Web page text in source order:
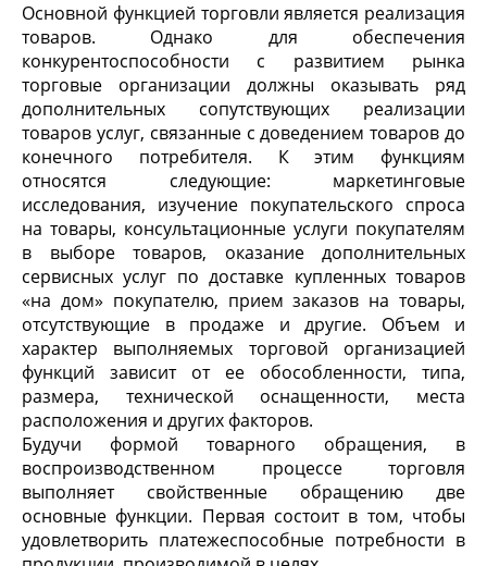
Основной функцией торговли является реализация
товаров. Однако для обеспечения
конкурентоспособности с развитием рынка
торговые организации должны оказывать ряд
дополнительных сопутствующих реализации
товаров услуг, связанные с доведением товаров до
конечного потребителя. К этим функциям
относятся следующие: маркетинговые
исследования, изучение покупательского спроса
на товары, консультационные услуги покупателям
в выборе товаров, оказание дополнительных
сервисных услуг по доставке купленных товаров
«на дом» покупателю, прием заказов на товары,
отсутствующие в продаже и другие. Объем и
характер выполняемых торговой организацией
функций зависит от ее обособленности, типа,
размера, технической оснащенности, места
расположения и других факторов.
Будучи формой товарного обращения, в
воспроизводственном процессе торговля
выполняет свойственные обращению две
основные функции. Первая состоит в том, чтобы
удовлетворить платежеспособные потребности в